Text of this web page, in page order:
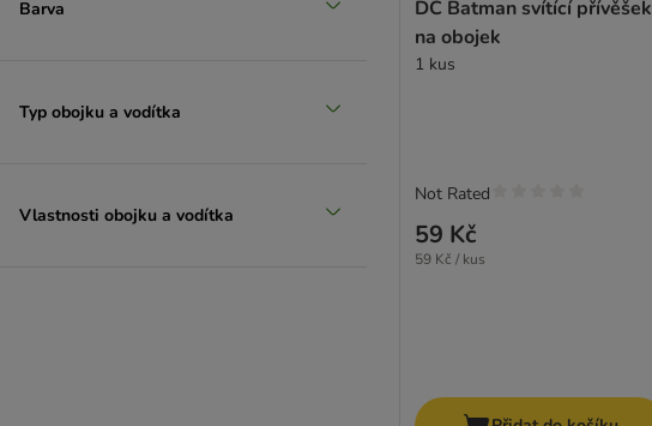
Barva
Typ obojku a vodítka
Vlastnosti obojku a vodítka
DC Batman svítící přívěšek
na obojek
1 kus
59 Kč
59 Kč / kus
Not Rated